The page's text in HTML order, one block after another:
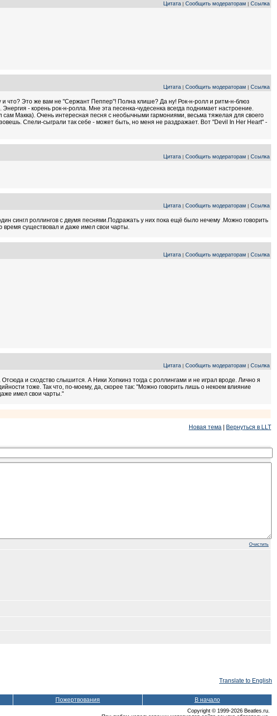
Цитата | Сообщить модераторам | Ссылка
Цитата | Сообщить модераторам | Ссылка
что? Это же вам не "Сержант Пеппер"! Полна клише? Да ну! Рок-н-ролл и ритм-н-блюз
- корень рок-н-ролла. Мне эта песенка-чудесенка всегда поднимает настроение.
Макка). Очень интересная песня с необычными гармониями, весьма тяжелая для своего
Спели-сыграли так себе - может быть, но меня не раздражает. Вот "Devil In Her Heart" -
Цитата | Сообщить модераторам | Ссылка
Цитата | Сообщить модераторам | Ссылка
сингл роллингов с двумя песнями.Подражать у них пока ещё было нечему .Можно говорить
время существовал и даже имел свои чарты.
Цитата | Сообщить модераторам | Ссылка
Цитата | Сообщить модераторам | Ссылка
и сходство слышится. А Ники Хопкинз тогда с роллингами и не играл вроде. Лично я
тоже. Так что, по-моему, да, скорее так: "Можно говорить лишь о некоем влияние
имел свои чарты."
Новая тема Вернуться в LLT
Очистить
Translate to English
Пожертвования В начало
Copyright © 1999-2026 Beatles.ru.